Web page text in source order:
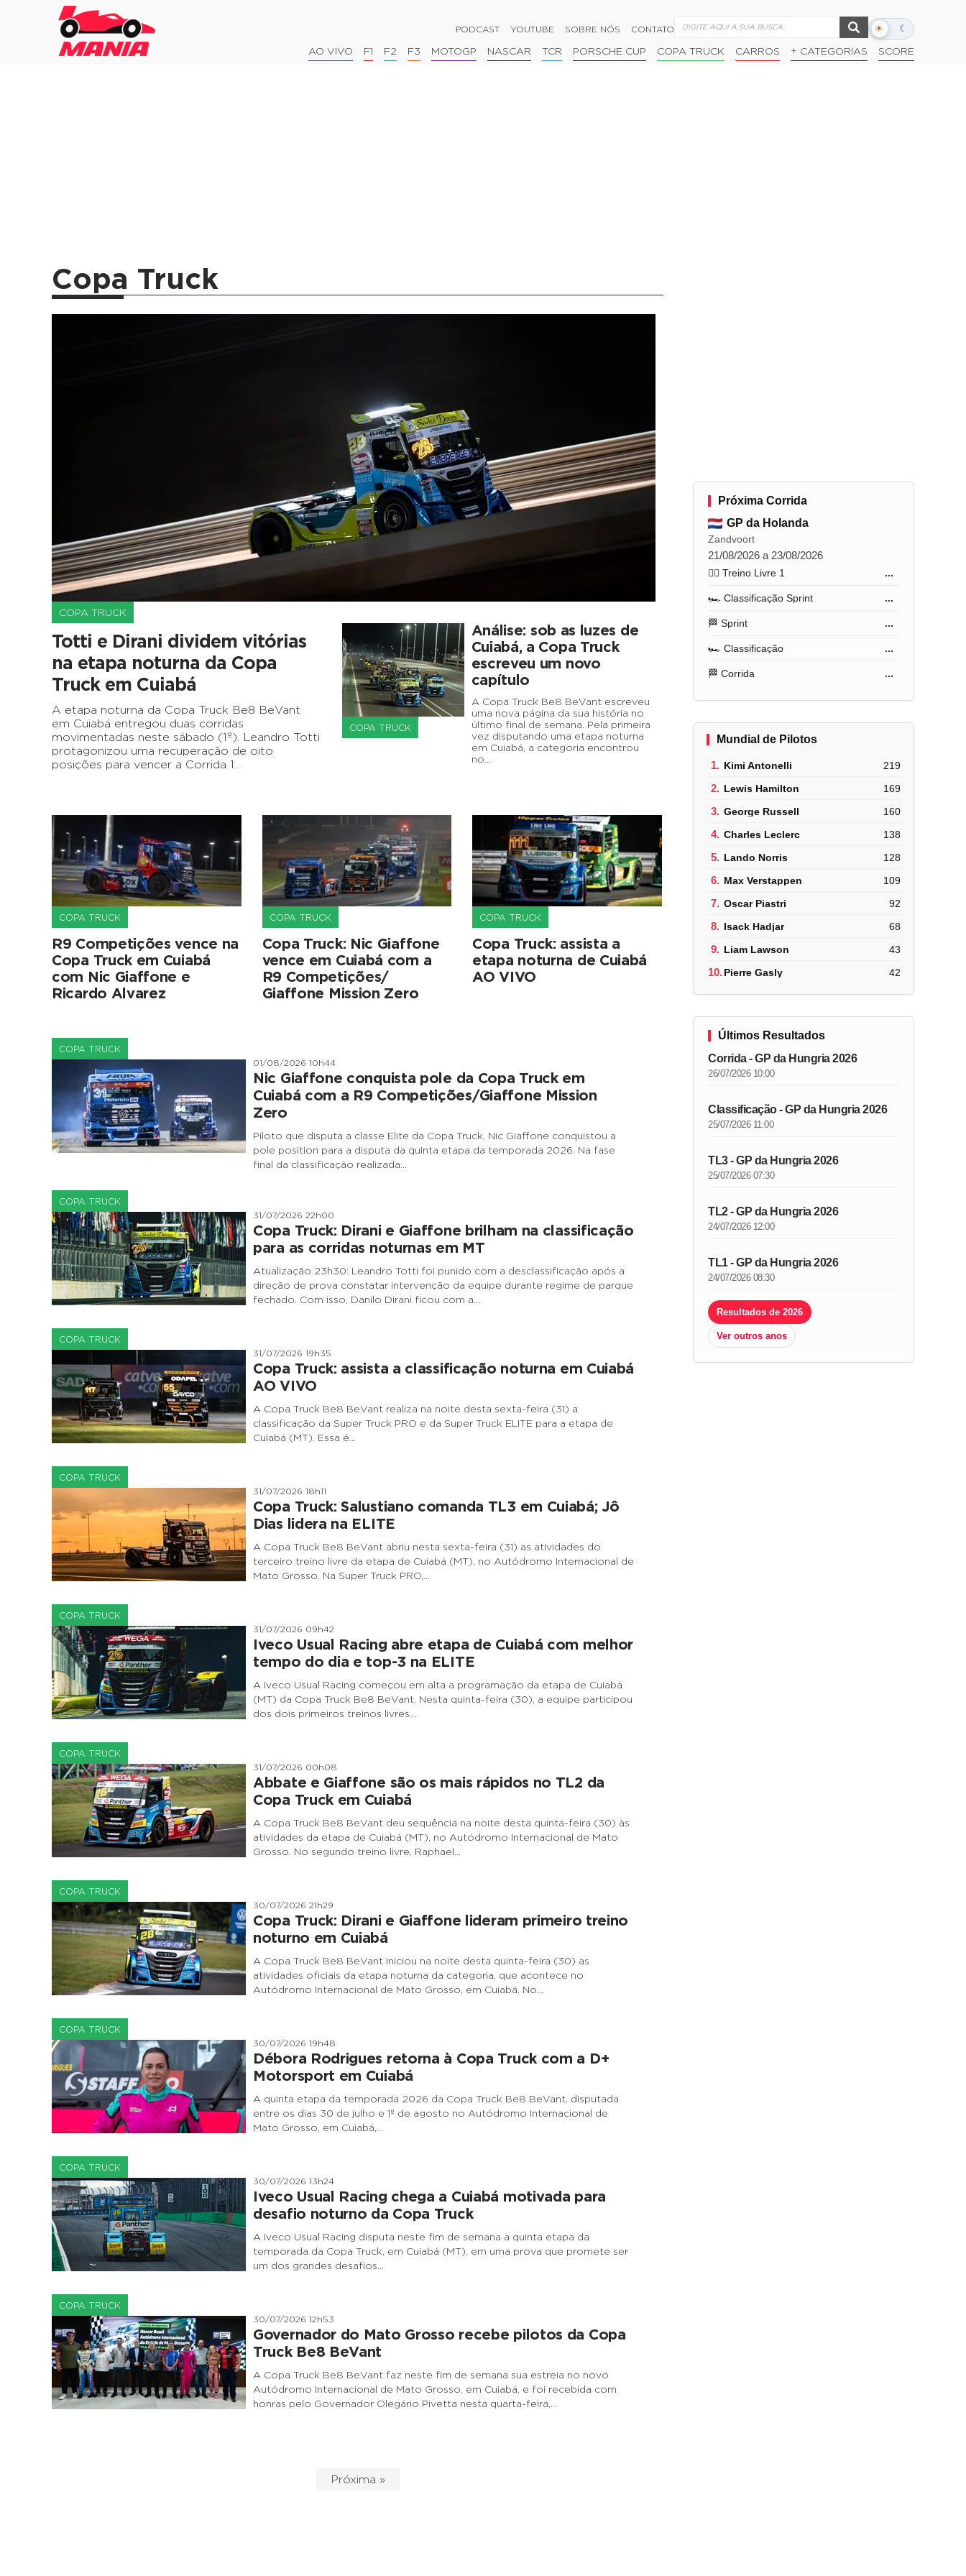
PODCAST YOUTUBE SOBRE NÓS CONTATO ☀ ☾
Alternar
escuro
AO VIVO F1 F2 F3 MOTOGP NASCAR TCR PORSCHE CUP COPA TRUCK CARROS + CATEGORIAS SCORE
Copa Truck
COPA TRUCK
Totti e Dirani dividem vitórias
na etapa noturna da Copa
Truck em Cuiabá
A etapa noturna da Copa Truck Be8 BeVant
em Cuiabá entregou duas corridas
movimentadas neste sábado (1º). Leandro Totti
protagonizou uma recuperação de oito
posições para vencer a Corrida 1…
COPA TRUCK
Análise: sob as luzes de
Cuiabá, a Copa Truck
escreveu um novo
capítulo
A Copa Truck Be8 BeVant escreveu
uma nova página da sua história no
último final de semana. Pela primeira
vez disputando uma etapa noturna
em Cuiabá, a categoria encontrou
no…
COPA TRUCK
R9 Competições vence na
Copa Truck em Cuiabá
com Nic Giaffone e
Ricardo Alvarez
COPA TRUCK
Copa Truck: Nic Giaffone
vence em Cuiabá com a
R9 Competições/
Giaffone Mission Zero
COPA TRUCK
Copa Truck: assista a
etapa noturna de Cuiabá
AO VIVO
COPA TRUCK
01/08/2026 10h44
Nic Giaffone conquista pole da Copa Truck em
Cuiabá com a R9 Competições/Giaffone Mission
Zero
Piloto que disputa a classe Elite da Copa Truck, Nic Giaffone conquistou a
pole position para a disputa da quinta etapa da temporada 2026. Na fase
final da classificação realizada…
COPA TRUCK
31/07/2026 22h00
Copa Truck: Dirani e Giaffone brilham na classificação
para as corridas noturnas em MT
Atualização 23h30: Leandro Totti foi punido com a desclassificação após a
direção de prova constatar intervenção da equipe durante regime de parque
fechado. Com isso, Danilo Dirani ficou com a…
COPA TRUCK
31/07/2026 19h35
Copa Truck: assista a classificação noturna em Cuiabá
AO VIVO
A Copa Truck Be8 BeVant realiza na noite desta sexta-feira (31) a
classificação da Super Truck PRO e da Super Truck ELITE para a etapa de
Cuiabá (MT). Essa é…
COPA TRUCK
31/07/2026 18h11
Copa Truck: Salustiano comanda TL3 em Cuiabá; Jô
Dias lidera na ELITE
A Copa Truck Be8 BeVant abriu nesta sexta-feira (31) as atividades do
terceiro treino livre da etapa de Cuiabá (MT), no Autódromo Internacional de
Mato Grosso. Na Super Truck PRO,…
COPA TRUCK
31/07/2026 09h42
Iveco Usual Racing abre etapa de Cuiabá com melhor
tempo do dia e top-3 na ELITE
A Iveco Usual Racing começou em alta a programação da etapa de Cuiabá
(MT) da Copa Truck Be8 BeVant. Nesta quinta-feira (30), a equipe participou
dos dois primeiros treinos livres…
COPA TRUCK
31/07/2026 00h08
Abbate e Giaffone são os mais rápidos no TL2 da
Copa Truck em Cuiabá
A Copa Truck Be8 BeVant deu sequência na noite desta quinta-feira (30) às
atividades da etapa de Cuiabá (MT), no Autódromo Internacional de Mato
Grosso. No segundo treino livre, Raphael…
COPA TRUCK
30/07/2026 21h29
Copa Truck: Dirani e Giaffone lideram primeiro treino
noturno em Cuiabá
A Copa Truck Be8 BeVant iniciou na noite desta quinta-feira (30) as
atividades oficiais da etapa noturna da categoria, que acontece no
Autódromo Internacional de Mato Grosso, em Cuiabá. No…
COPA TRUCK
30/07/2026 19h48
Débora Rodrigues retorna à Copa Truck com a D+
Motorsport em Cuiabá
A quinta etapa da temporada 2026 da Copa Truck Be8 BeVant, disputada
entre os dias 30 de julho e 1º de agosto no Autódromo Internacional de
Mato Grosso, em Cuiabá,…
COPA TRUCK
30/07/2026 13h24
Iveco Usual Racing chega a Cuiabá motivada para
desafio noturno da Copa Truck
A Iveco Usual Racing disputa neste fim de semana a quinta etapa da
temporada da Copa Truck, em Cuiabá (MT), em uma prova que promete ser
um dos grandes desafios…
COPA TRUCK
30/07/2026 12h53
Governador do Mato Grosso recebe pilotos da Copa
Truck Be8 BeVant
A Copa Truck Be8 BeVant faz neste fim de semana sua estreia no novo
Autódromo Internacional de Mato Grosso, em Cuiabá, e foi recebida com
honras pelo Governador Olegário Pivetta nesta quarta-feira,…
Próxima »
Próxima Corrida
GP da Holanda
Zandvoort
21/08/2026 a 23/08/2026
🏋️‍♂️ Treino Livre 1 ...
🏎️ Classificação Sprint ...
🏁 Sprint ...
🏎️ Classificação ...
🏁 Corrida ...
Mundial de Pilotos
1. Kimi Antonelli 219
2. Lewis Hamilton 169
3. George Russell 160
4. Charles Leclerc 138
5. Lando Norris 128
6. Max Verstappen 109
7. Oscar Piastri 92
8. Isack Hadjar 68
9. Liam Lawson 43
10.Pierre Gasly 42
Últimos Resultados
Corrida - GP da Hungria 2026
26/07/2026 10:00
Classificação - GP da Hungria 2026
25/07/2026 11:00
TL3 - GP da Hungria 2026
25/07/2026 07:30
TL2 - GP da Hungria 2026
24/07/2026 12:00
TL1 - GP da Hungria 2026
24/07/2026 08:30
Resultados de 2026
Ver outros anos